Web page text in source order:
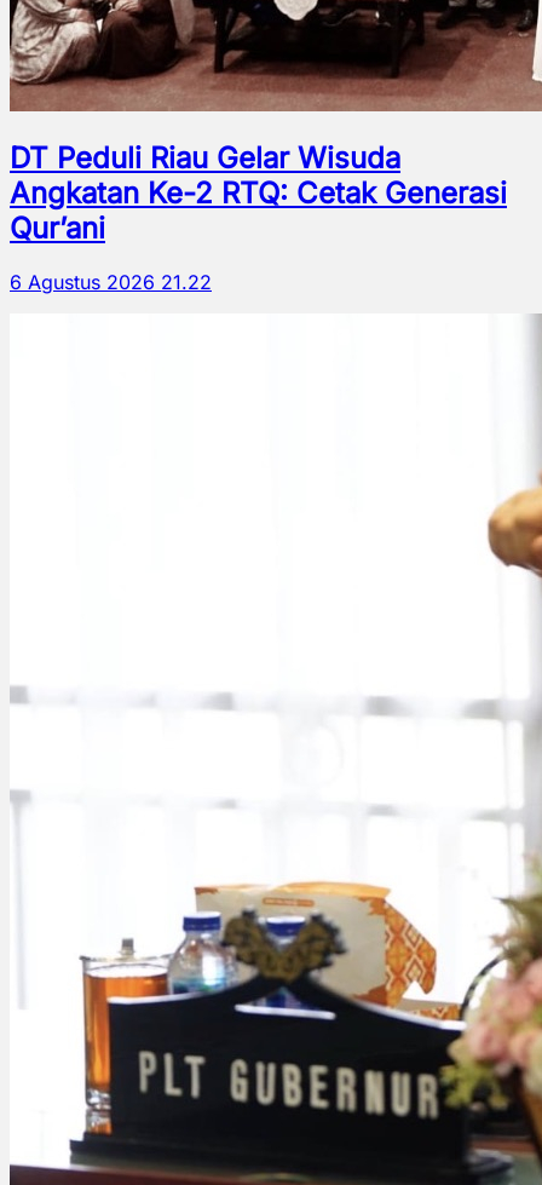
DT Peduli Riau Gelar Wisuda
Angkatan Ke-2 RTQ: Cetak Generasi
Qur’ani
6 Agustus 2026 21.22